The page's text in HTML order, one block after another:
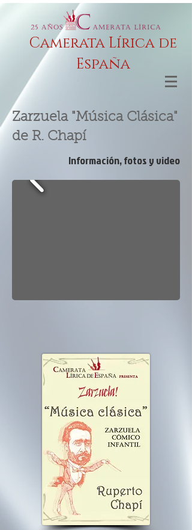
Camerata Lírica de
España
Zarzuela "Música Clásica"
de R. Chapí
Información, fotos y video